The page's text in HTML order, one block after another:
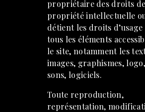
propriétaire des droits de
propriété intellectuelle
détient les droits d’usage
tous les éléments
le site, notamment les
images, graphismes,
sons, logiciels.
Toute reproduction,
représentation,